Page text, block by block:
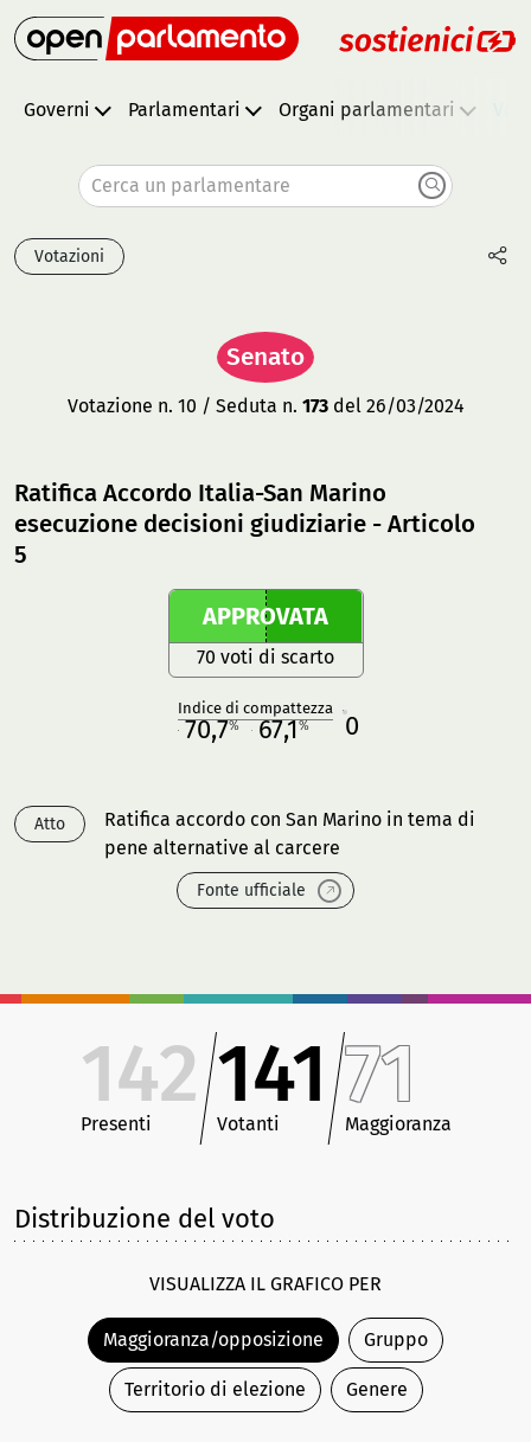
Governi Parlamentari Organi parlamentari
Cerca un parlamentare
Votazioni
Senato
Votazione n. 10 / Seduta n. 173del 26/03/2024
Ratifica Accordo Italia-San Marino
esecuzione decisioni giudiziarie - Articolo
5
APPROVATA
70 voti di scarto
Indice di compattezza
70,7% 67,1% 0
Atto
Ratifica accordo con San Marino in tema di
pene alternative al carcere
Fonte ufficiale
142
Presenti
141
Votanti
71
Maggioranza
Distribuzione del voto
VISUALIZZA IL GRAFICO PER
Maggioranza/opposizione Gruppo
Territorio di elezione Genere